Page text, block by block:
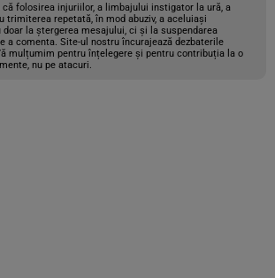
folosirea injuriilor, a limbajului instigator la ură, a
trimiterea repetată, în mod abuziv, a aceluiași
la ștergerea mesajului, ci și la suspendarea
a comenta. Site-ul nostru încurajează dezbaterile
mulțumim pentru înțelegere și pentru contribuția la o
nu pe atacuri.